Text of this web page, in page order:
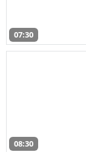
07:30
08:30